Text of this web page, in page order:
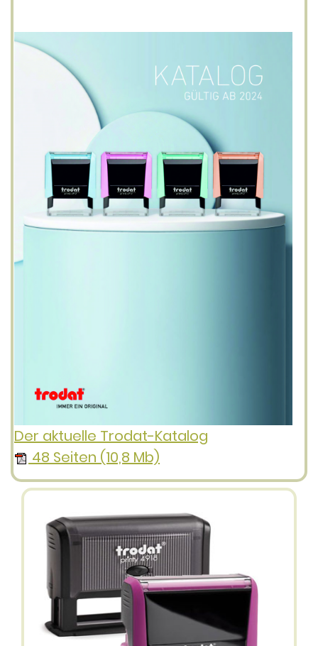
Der aktuelle Trodat-Katalog
48 Seiten (10,8 Mb)